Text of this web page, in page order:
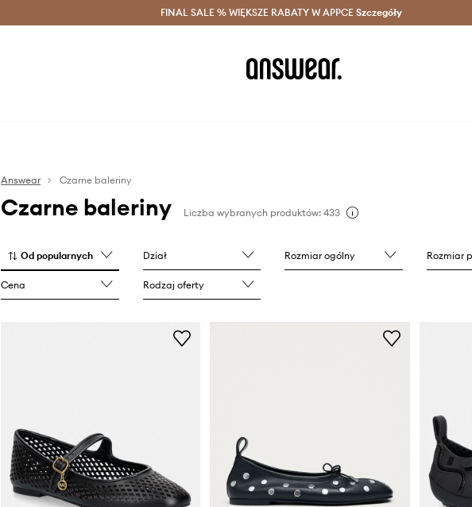
Oszczędzaj z Answear Club > Dostawa nawet w 24h >
FINAL SALE % WIĘKSZE RABATY W APPCE Szczegóły
Answear Czarne baleriny
Czarne baleriny Liczba wybranych produktów: 433
Od popularnych Dział Rozmiar ogólny Rozmiar
Cena Rodzaj oferty